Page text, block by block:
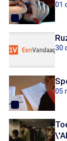
01
30
05